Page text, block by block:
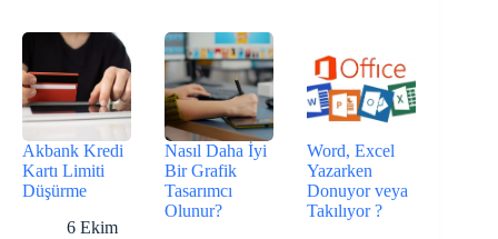
Akbank Kredi
Kartı Limiti
Düşürme
6 Ekim
Nasıl Daha İyi
Bir Grafik
Tasarımcı
Olunur?
Word, Excel
Yazarken
Donuyor veya
Takılıyor ?